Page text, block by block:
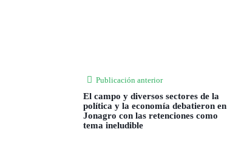
Publicación anterior
El campo y diversos sectores de la
política y la economía debatieron en
Jonagro con las retenciones como
tema ineludible